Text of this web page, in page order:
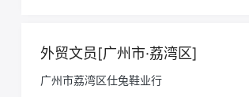
外贸文员[广州市·荔湾区]
广州市荔湾区仕兔鞋业行